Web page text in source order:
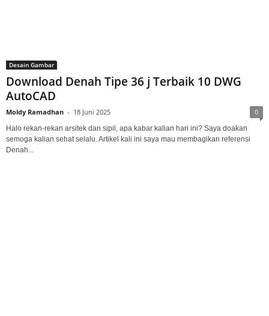
Desain Gambar
Download Denah Tipe 36 j Terbaik 10 DWG
AutoCAD
Moldy Ramadhan - 18 Juni 2025 0
Halo rekan-rekan arsitek dan sipil, apa kabar kalian hari ini? Saya doakan
semoga kalian sehat selalu. Artikel kali ini saya mau membagikan referensi
Denah...